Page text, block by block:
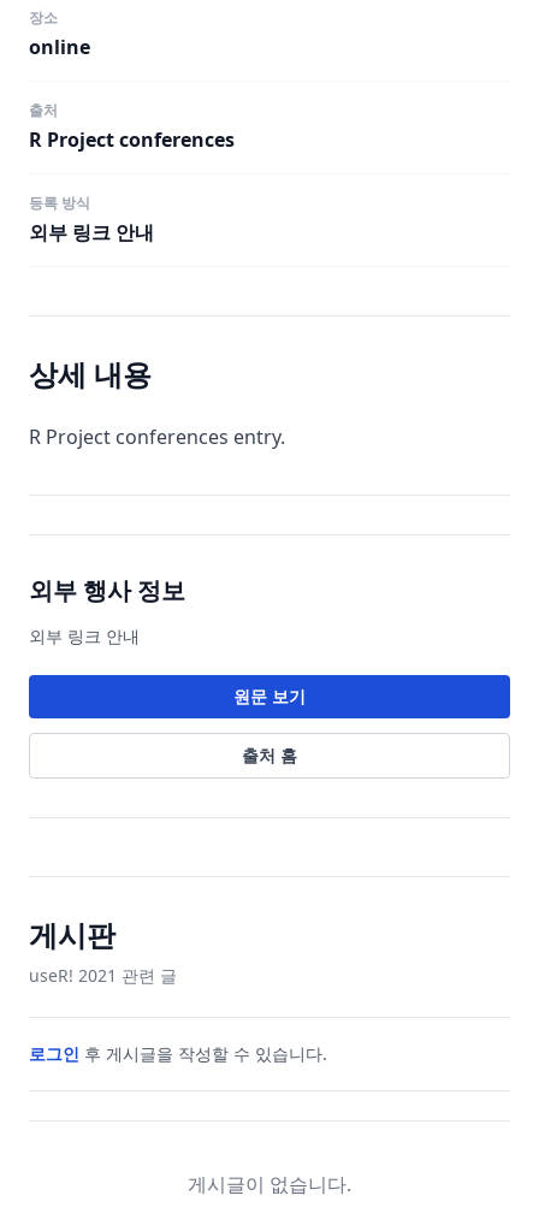
장소
online
출처
R Project conferences
등록 방식
외부 링크 안내
상세 내용
R Project conferences entry.
외부 행사 정보
외부 링크 안내
원문 보기
출처 홈
게시판
useR! 2021 관련 글
로그인 후 게시글을 작성할 수 있습니다.
게시글이 없습니다.